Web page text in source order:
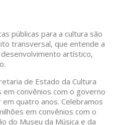
públicas para a cultura são
transversal, que entende a
artístico,
de Estado da Cultura
em convênios com o governo
quatro anos. Celebramos
em convênios com o
do Museu da Música e da